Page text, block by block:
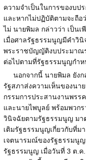
ความจำเป็นในการของบป
และหากไม่ปฏิบัติตามจะถื
ไม่ นายพิมล กล่าวว่า เป็นเ
เมื่อศาลรัฐธรรมนูญมีคำวินิ
พระราชบัญญัติงบประมาณ
ต่อไปตามที่รัฐธรรมนูญกำ
นอกจากนี้ นายพิมล ยัง
รัฐสภาส่งความเห็นของน
กรรมการประสานงานพรร
และนายไพบูลย์ พร้อมพวก
วินิจฉัยตามรัฐธรรมนูญ มา
เติมรัฐธรรมนูญเกี่ยวกับที่ม
เจตนารมณ์ของรัฐธรรมนู
รัฐธรรมนูญ เมื่อวันที่ 3 ต.